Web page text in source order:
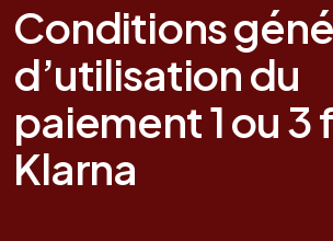
Conditions
d’utilisation du
paiement 1 ou 3
Klarna